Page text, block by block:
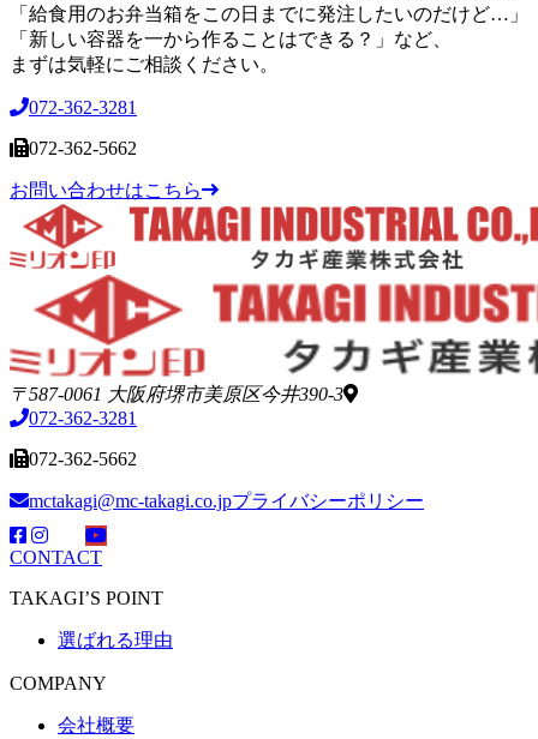
「給食用のお弁当箱をこの日までに発注したいのだけど…」
「新しい容器を一から作ることはできる？」など、
まずは気軽にご相談ください。
072-362-3281
072-362-5662
お問い合わせはこちら
〒587-0061 大阪府堺市美原区今井390-3
072-362-3281
072-362-5662
mctakagi@mc-takagi.co.jpプライバシーポリシー
CONTACT
TAKAGI’S POINT
選ばれる理由
COMPANY
会社概要